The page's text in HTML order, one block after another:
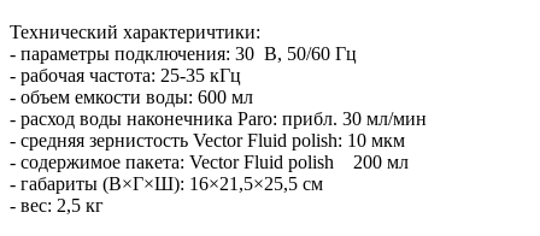
Технический характеричтики:
- параметры подключения: 30 В, 50/60 Гц
- рабочая частота: 25-35 кГц
- объем емкости воды: 600 мл
- расход воды наконечника Paro: прибл. 30 мл/мин
- средняя зернистость Vector Fluid polish: 10 мкм
- содержимое пакета: Vector Fluid polish 200 мл
- габариты (В×Г×Ш): 16×21,5×25,5 см
- вес: 2,5 кг